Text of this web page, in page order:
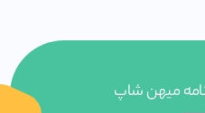
میهن شاپ